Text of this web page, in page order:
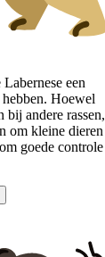
een
Hoewel
bij andere rassen,
om kleine dieren
goede controle